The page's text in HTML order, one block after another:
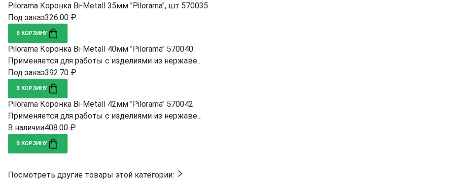
Pilorama Коронка Bi-Metall 35мм "Pilorama", шт 570035
Под заказ326.00 ₽
В КОРЗИНУ
Pilorama Коронка Bi-Metall 40мм "Pilorama" 570040
Применяется для работы с изделиями из нержаве...
Под заказ392.70 ₽
В КОРЗИНУ
Pilorama Коронка Bi-Metall 42мм "Pilorama" 570042
Применяется для работы с изделиями из нержаве...
В наличии408.00 ₽
В КОРЗИНУ
Посмотреть другие товары этой категории: